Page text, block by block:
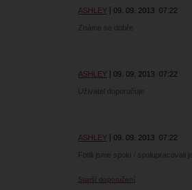
ASHLEY 09. 09. 2013 07:22
Známe se dobře
ASHLEY 09. 09. 2013 07:22
Uživatel doporučuje
ASHLEY 09. 09. 2013 07:22
Fotili jsme spolu / spolupracovali
Starší doporučení